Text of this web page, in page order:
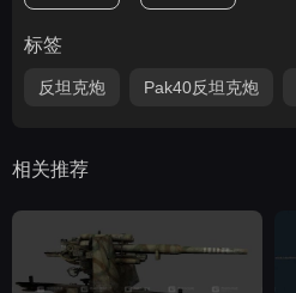
标签
反坦克炮 Pak40反坦克炮
相关推荐